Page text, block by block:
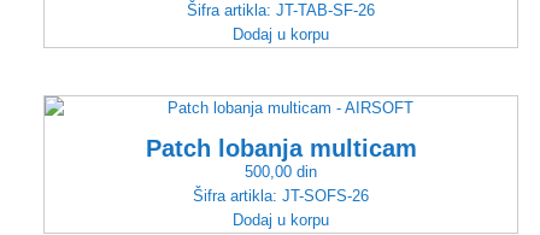
Šifra artikla: JT-TAB-SF-26
Dodaj u korpu
Patch lobanja multicam
500,00 din
Šifra artikla: JT-SOFS-26
Dodaj u korpu